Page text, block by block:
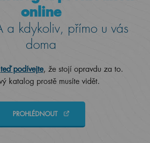
online
a kdykoliv, přímo u vás
doma
teď podívejte, že stojí opravdu za to.
katalog prostě musíte vidět.
PROHLÉDNOUT